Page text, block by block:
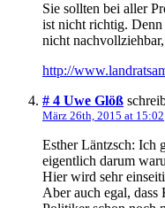
Sie sollten bei aller
ist nicht richtig. Denn
nicht
http://
# 4 Uwe Glöß
März 26th, 2015 at 15:02
Esther Läntzsch: Ich
eigentlich darum
Hier wird sehr
Aber auch egal,